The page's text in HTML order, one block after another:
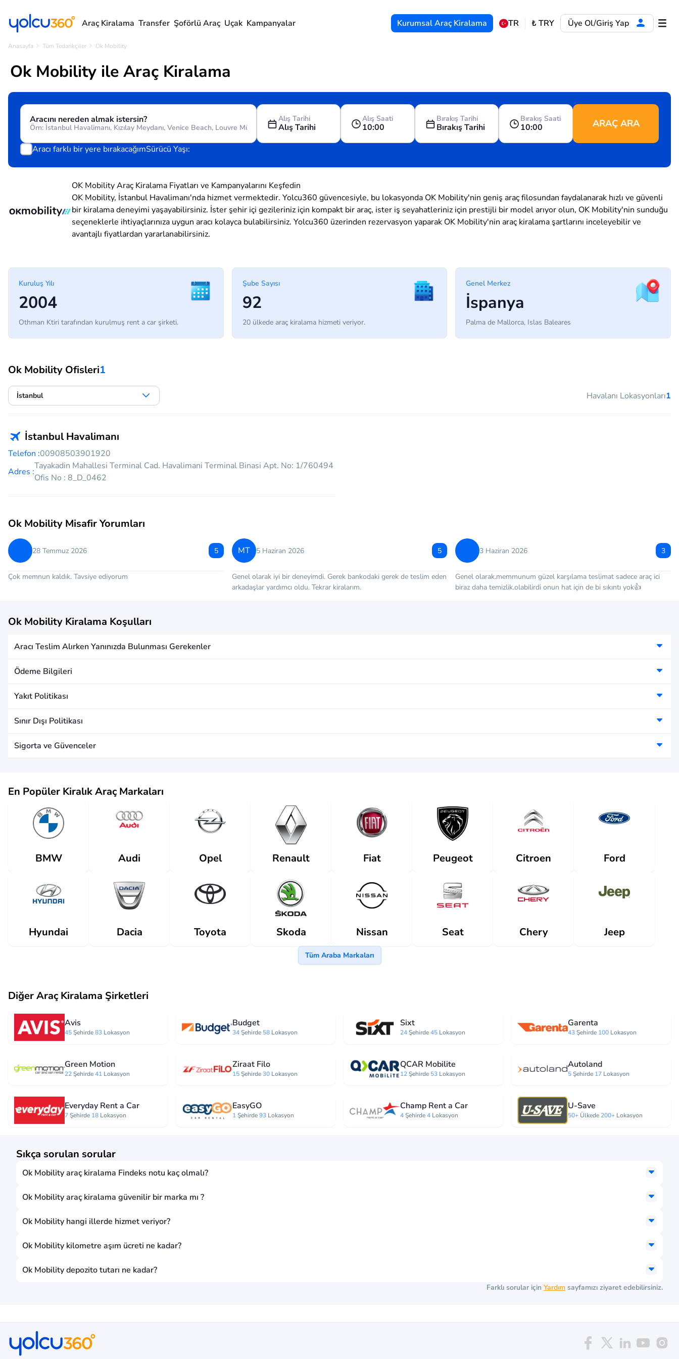
Araç Kiralama Transfer Şoförlü Araç Uçak Kampanyalar Kurumsal Araç Kiralama TR ₺ TRY Üye Ol/Giriş Yap
Anasayfa Tüm Tedarikçiler Ok Mobility
Ok Mobility ile Araç Kiralama
Aracını nereden almak istersin? Alış Tarihi
Alış Tarihi
Alış Saati
10:00
Bırakış Tarihi
Bırakış Tarihi
Bırakış Saati
10:00 ARAÇ ARA
Aracı farklı bir yere bırakacağımSürücü Yaşı:
OK Mobility Araç Kiralama Fiyatları ve Kampanyalarını Keşfedin
OK Mobility, İstanbul Havalimanı'nda hizmet vermektedir. Yolcu360 güvencesiyle, bu lokasyonda OK Mobility'nin geniş araç filosundan faydalanarak hızlı ve güvenli
bir kiralama deneyimi yaşayabilirsiniz. İster şehir içi gezileriniz için kompakt bir araç, ister iş seyahatleriniz için prestijli bir model arıyor olun, OK Mobility'nin sunduğu
seçeneklerle ihtiyaçlarınıza uygun aracı kolayca bulabilirsiniz. Yolcu360 üzerinden rezervasyon yaparak OK Mobility'nin araç kiralama şartlarını inceleyebilir ve
avantajlı fiyatlardan yararlanabilirsiniz.
Kuruluş Yılı
2004
Othman Ktiri tarafından kurulmuş rent a car şirketi.
Şube Sayısı
92
20 ülkede araç kiralama hizmeti veriyor.
Genel Merkez
İspanya
Palma de Mallorca, Islas Baleares
Ok Mobility Ofisleri1
İstanbul Havalanı Lokasyonları1
İstanbul Havalimanı
Telefon :00908503901920
Adres :
Tayakadin Mahallesi Terminal Cad. Havalimani Terminal Binasi Apt. No: 1/760494
Ofis No : 8_D_0462
Ok Mobility Misafir Yorumları
28 Temmuz 2026 5
Çok memnun kaldık. Tavsiye ediyorum
MT 5 Haziran 2026 5
Genel olarak iyi bir deneyimdi. Gerek bankodaki gerek de teslim eden
arkadaşlar yardımcı oldu. Tekrar kiralarım.
3 Haziran 2026 3
Genel olarak.memmunum güzel karşılama teslimat sadece araç ici
biraz daha temizlik.olabilirdi onun hat için de bi sıkıntı yok👍
Ok Mobility Kiralama Koşulları
Aracı Teslim Alırken Yanınızda Bulunması Gerekenler
Ödeme Bilgileri
Yakıt Politikası
Sınır Dışı Politikası
Sigorta ve Güvenceler
En Popüler Kiralık Araç Markaları
BMW Audi Opel Renault Fiat Peugeot Citroen Ford
Hyundai Dacia Toyota Skoda Nissan Seat Chery Jeep
Tüm Araba Markaları
Diğer Araç Kiralama Şirketleri
Avis
45Şehirde83 Lokasyon
Budget
34Şehirde 58 Lokasyon
Sixt
24Şehirde45 Lokasyon
Garenta
43Şehirde 100 Lokasyon
Green Motion
22Şehirde41 Lokasyon
Ziraat Filo
15Şehirde30 Lokasyon
QCAR Mobilite
12Şehirde 53 Lokasyon
Autoland
5Şehirde 17 Lokasyon
Everyday Rent a Car
7Şehirde 18 Lokasyon
EasyGO
1Şehirde93 Lokasyon
Champ Rent a Car
4Şehirde4 Lokasyon
U-Save
50+ Ülkede 200+ Lokasyon
Sıkça sorulan sorular
Ok Mobility araç kiralama Findeks notu kaç olmalı?
Ok Mobility araç kiralama güvenilir bir marka mı ?
Ok Mobility hangi illerde hizmet veriyor?
Ok Mobility kilometre aşım ücreti ne kadar?
Ok Mobility depozito tutarı ne kadar?
Farklı sorular için Yardım sayfamızı ziyaret edebilirsiniz.